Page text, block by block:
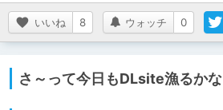
いいね 8 ウォッチ 0
さ～って今日もDLsite漁るかな